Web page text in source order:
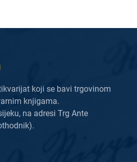
koji se bavi trgovinom
knjigama.
na adresi Trg Ante